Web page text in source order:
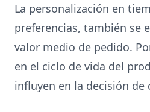
La personalización en
preferencias, también se
valor medio de pedido.
en el ciclo de vida del
influyen en la decisión